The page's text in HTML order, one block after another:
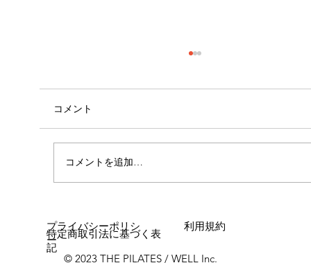
コメント
コメントを追加…
© 2023 THE PILATES / WELL Inc.
プライバシーポリシ
ー
利用規約
特定商取引法に基づく表
記